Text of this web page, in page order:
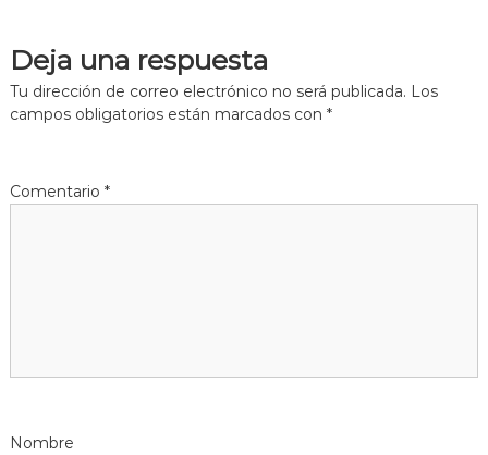
Deja una respuesta
Tu dirección de correo electrónico no será publicada. Los
campos obligatorios están marcados con *
Comentario *
Nombre